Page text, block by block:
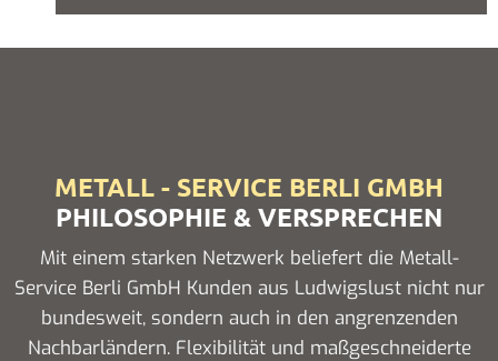
METALL - SERVICE BERLI GMBH
PHILOSOPHIE & VERSPRECHEN
Mit einem starken Netzwerk beliefert die Metall-
Service Berli GmbH Kunden aus Ludwigslust nicht nur
bundesweit, sondern auch in den angrenzenden
Nachbarländern. Flexibilität und maßgeschneiderte